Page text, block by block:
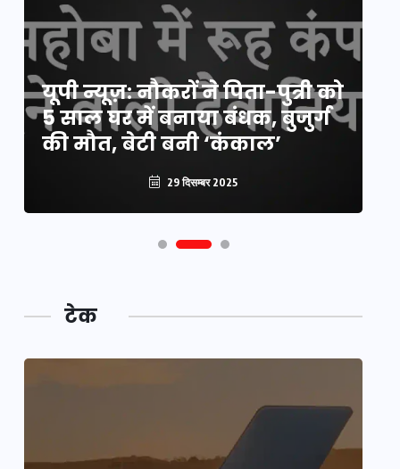
यूपी न्यूज़: नौकरों ने पिता-पुत्री को
5 साल घर में बनाया बंधक, बुजुर्ग
की मौत, बेटी बनी ‘कंकाल’
29 दिसम्बर 2025
यूपी लेखपाल भर्ती: ओबीसी को
मिली बड़ी राहत, 2158 पदों पर बंपर
वैकेंसी, जनरल कोटे में भारी
कटौती
29 दिसम्बर 2025
टेक